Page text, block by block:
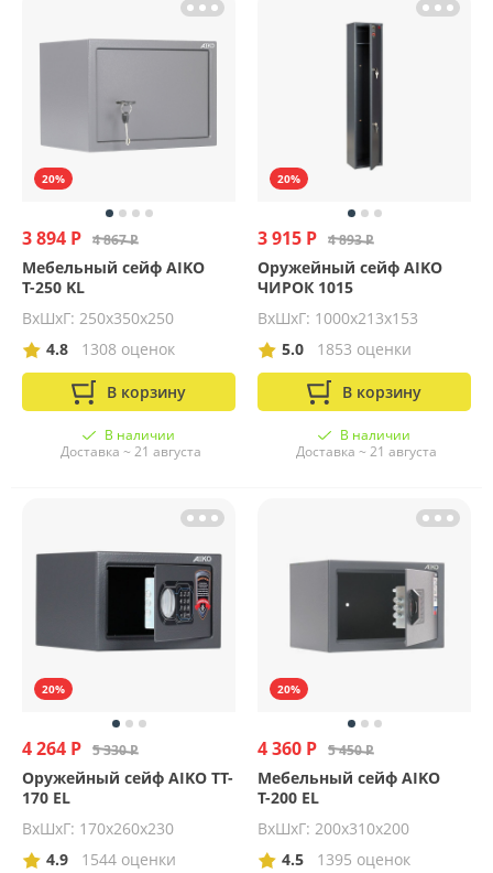
20%
3 894 Р 4 867 Р
Мебельный сейф AIKO
Т-250 KL
ВхШхГ: 250х350х250
4.8
1308 оценок
В корзину
В наличии
Доставка ~ 21 августа
20%
3 915 Р 4 893 Р
Оружейный сейф AIKO
ЧИРОК 1015
ВхШхГ: 1000х213х153
5.0
1853 оценки
В корзину
В наличии
Доставка ~ 21 августа
20%
4 264 Р 5 330 Р
Оружейный сейф AIKO TT-
170 EL
ВхШхГ: 170х260х230
4.9
1544 оценки
20%
4 360 Р 5 450 Р
Мебельный сейф AIKO
Т-200 EL
ВхШхГ: 200х310х200
4.5
1395 оценок